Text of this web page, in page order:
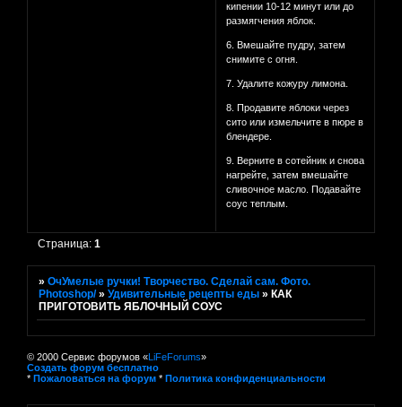
кипении 10-12 минут или до
размягчения яблок.
6. Вмешайте пудру, затем
снимите с огня.
7. Удалите кожуру лимона.
8. Продавите яблоки через
сито или измельчите в пюре в
блендере.
9. Верните в сотейник и снова
нагрейте, затем вмешайте
сливочное масло. Подавайте
соус теплым.
Страница:1
»ОчУмелые ручки! Творчество. Сделай сам. Фото.
Photoshop/ »Удивительные рецепты еды »КАК
ПРИГОТОВИТЬ ЯБЛОЧНЫЙ СОУС
© 2000 Сервис форумов «LiFeForums»
Создать форум бесплатно
* Пожаловаться на форум * Политика конфиденциальности